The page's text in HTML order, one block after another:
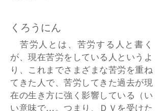
くろうにん
苦労人とは、苦労する人と書く
が、現在苦労をしている人というよ
り、これまでさまざまな苦労を重ね
てきた人で、苦労してきた過去が現
在の生き方に強く影響している（い